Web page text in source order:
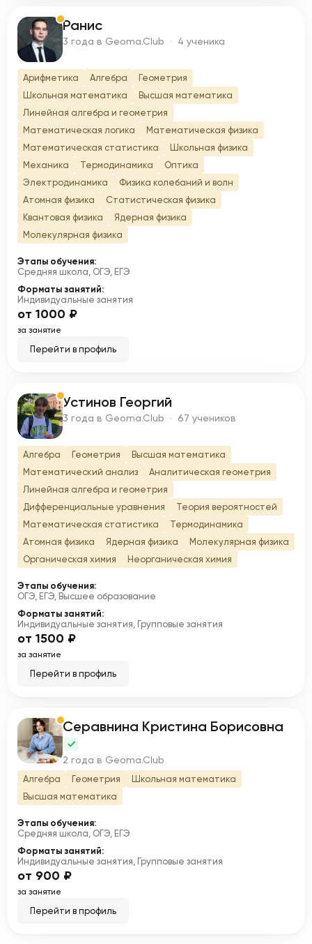
Р Ранис
3 года в Geoma.Club · 4 ученика
Арифметика Алгебра
Геометрия
Школьная математика
Высшая математика
Линейная алгебра и геометрия
Математическая логика
Математическая физика
Математическая статистика
Школьная физика
Механика
Термодинамика
Оптика
Электродинамика
Физика колебаний и волн
Атомная физика
Статистическая физика
Квантовая физика
Ядерная физика
Молекулярная физика
Этапы обучения:
Средняя школа, ОГЭ, ЕГЭ
Форматы занятий:
Индивидуальные занятия
от 1000 ₽
за занятие
Перейти в профиль
У Устинов Георгий
3 года в Geoma.Club · 67 учеников
Алгебра Геометрия
Высшая математика
Математический анализ
Аналитическая геометрия
Линейная алгебра и геометрия
Дифференциальные уравнения
Теория вероятностей
Математическая статистика
Термодинамика
Атомная физика
Ядерная физика
Молекулярная физика
Органическая химия
Неорганическая химия
Этапы обучения:
ОГЭ, ЕГЭ, Высшее образование
Форматы занятий:
Индивидуальные занятия, Групповые занятия
от 1500 ₽
за занятие
Перейти в профиль
С Серавнина Кристина Борисовна
2 года в Geoma.Club
Алгебра Геометрия
Школьная математика
Высшая математика
Этапы обучения:
Средняя школа, ОГЭ, ЕГЭ
Форматы занятий:
Индивидуальные занятия, Групповые занятия
от 900 ₽
за занятие
Перейти в профиль